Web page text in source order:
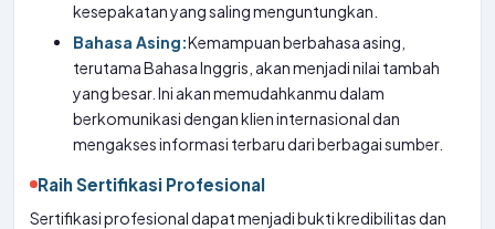
kesepakatan yang saling menguntungkan.
Bahasa Asing:Kemampuan berbahasa asing,
terutama Bahasa Inggris, akan menjadi nilai tambah
yang besar. Ini akan memudahkanmu dalam
berkomunikasi dengan klien internasional dan
mengakses informasi terbaru dari berbagai sumber.
Raih Sertifikasi Profesional
Sertifikasi profesional dapat menjadi bukti kredibilitas dan